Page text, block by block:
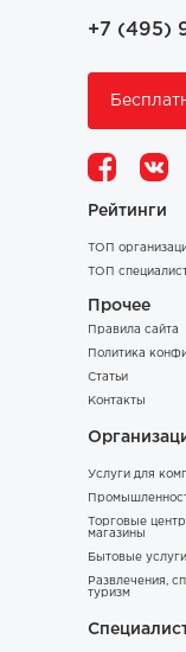
+7 (495)
Рейтинги
ТОП
ТОП
Прочее
Правила сайта
Политика
Статьи
Контакты
Услуги для
Торговые
магазины
Бытовые
Развлечения,
туризм